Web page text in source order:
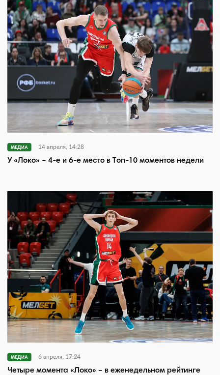
МЕДИА 14 апреля, 14:28
У «Локо» – 4-е и 6-е место в Топ-10 моментов недели
МЕДИА 6 апреля, 17:24
Четыре момента «Локо» – в еженедельном рейтинге